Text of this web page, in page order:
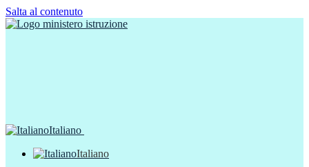
Salta al contenuto
Italiano
Italiano